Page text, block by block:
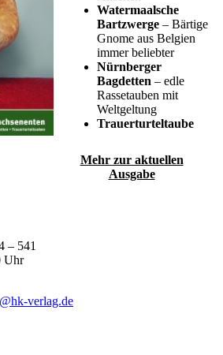
Watermaalsche
Bartzwerge – Bärtige
Gnome aus Belgien
immer beliebter
Nürnberger
Bagdetten – edle
Rassetauben mit
Weltgeltung
Trauerturteltaube
Mehr zur aktuellen
Ausgabe
– 541
Uhr
verlag.de